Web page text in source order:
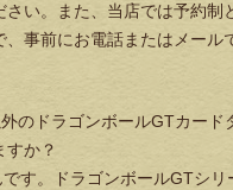
さい。また、当店では予約制
、事前にお電話またはメール
のドラゴンボールGTカード
すか？
す。ドラゴンボールGTシリ